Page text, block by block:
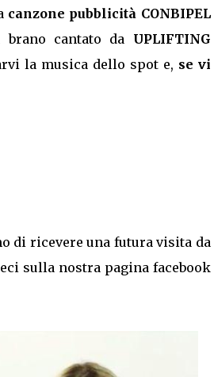
canzone pubblicità CONBIPEL
cantato da UPLIFTING
la musica dello spot e, se vi
di ricevere una futura visita da
sulla nostra pagina facebook